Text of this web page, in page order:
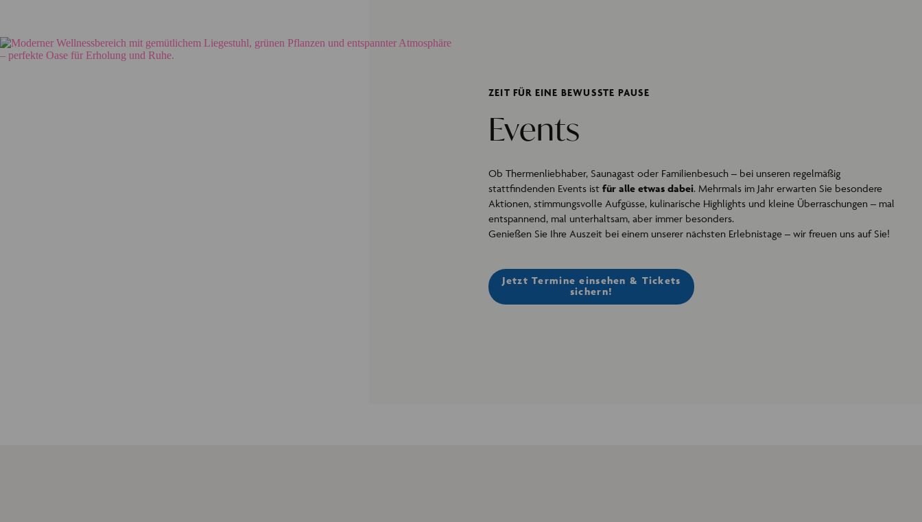
ZEIT FÜR EINE BEWUSSTE PAUSE
Events
Ob Thermenliebhaber, Saunagast oder Familienbesuch – bei unseren regelmäßig
stattfindenden Events ist für alle etwas dabei. Mehrmals im Jahr erwarten Sie besondere
Aktionen, stimmungsvolle Aufgüsse, kulinarische Highlights und kleine Überraschungen – mal
entspannend, mal unterhaltsam, aber immer besonders.
Genießen Sie Ihre Auszeit bei einem unserer nächsten Erlebnistage – wir freuen uns auf Sie!
Jetzt Termine einsehen & Tickets
sichern!